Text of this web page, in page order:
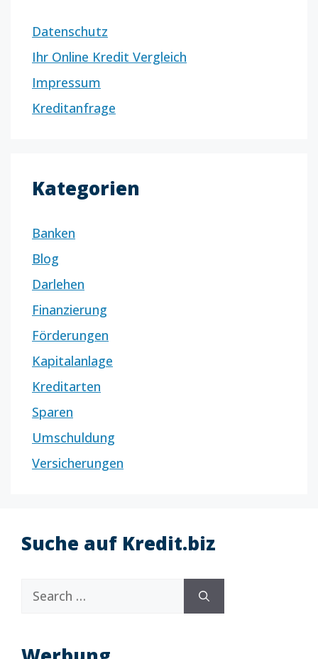
Datenschutz
Ihr Online Kredit Vergleich
Impressum
Kreditanfrage
Kategorien
Banken
Blog
Darlehen
Finanzierung
Förderungen
Kapitalanlage
Kreditarten
Sparen
Umschuldung
Versicherungen
Suche auf Kredit.biz
for: